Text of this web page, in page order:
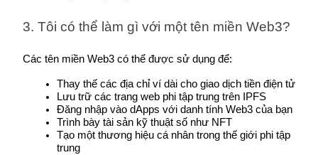
3. Tôi có thể làm gì với một tên miền Web3?
Các tên miền Web3 có thể được sử dụng để:
Thay thế các địa chỉ ví dài cho giao dịch tiền điện tử
Lưu trữ các trang web phi tập trung trên IPFS
Đăng nhập vào dApps với danh tính Web3 của bạn
Trình bày tài sản kỹ thuật số như NFT
Tạo một thương hiệu cá nhân trong thế giới phi tập
trung